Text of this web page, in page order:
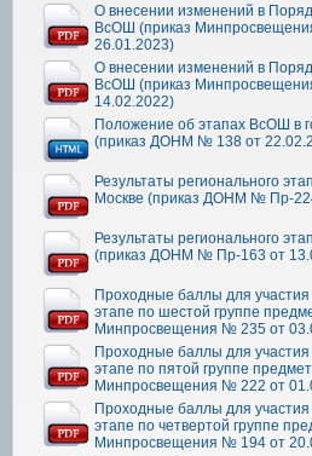
О внесении изменений в
ВсОШ (приказ
26.01.2023)
О внесении изменений в
ВсОШ (приказ
14.02.2022)
Положение об этапах ВсОШ в
(приказ ДОНМ № 138 от
Результаты регионального
Москве (приказ ДОНМ № Пр-
Результаты регионального
(приказ ДОНМ № Пр-163 от
Проходные баллы для
этапе по шестой группе
Минпросвещения № 235 от
Проходные баллы для
этапе по пятой группе
Минпросвещения № 222 от
Проходные баллы для
этапе по четвертой группе
Минпросвещения № 194 от